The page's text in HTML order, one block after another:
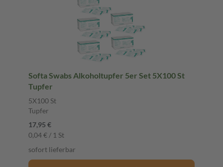
Softa Swabs Alkoholtupfer 5er Set 5X100 St
Tupfer
5X100 St
Tupfer
17,95 €
0,04 € / 1 St
sofort lieferbar